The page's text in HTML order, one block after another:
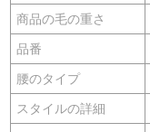
商品の毛の重さ
品番
腰のタイプ
スタイルの詳細